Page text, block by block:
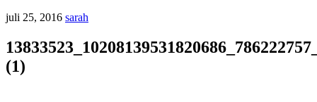
juli 25, 2016 sarah
(1)